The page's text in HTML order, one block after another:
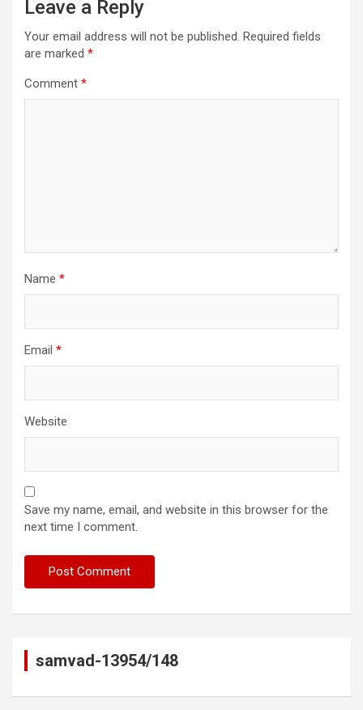
Leave a Reply
Your email address will not be published. Required fields
are marked *
Comment *
Name *
Email *
Website
Save my name, email, and website in this browser for the
next time I comment.
samvad-13954/148